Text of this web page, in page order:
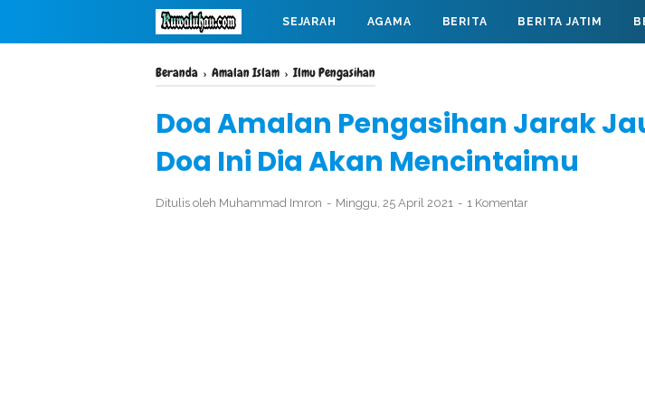
SEJARAH AGAMA BERITA BERITA JATIM
MAHABARATA
Beranda › Amalan Islam ›Ilmu Pengasihan
Doa Amalan Pengasihan Jarak
Doa Ini Dia Akan Mencintaimu
Ditulis oleh Muhammad Imron Minggu, 25 April 2021 1 Komentar